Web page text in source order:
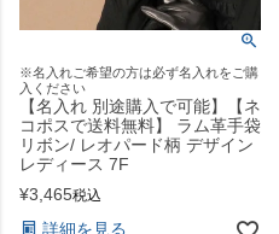
※名入れご希望の方は必ず名入れをご購
入ください
【名入れ 別途購入で可能】【ネ
コポスで送料無料】 ラム革手袋
リボン/ レオパード柄 デザイン
レディース 7F
¥3,465税込
詳細を見る